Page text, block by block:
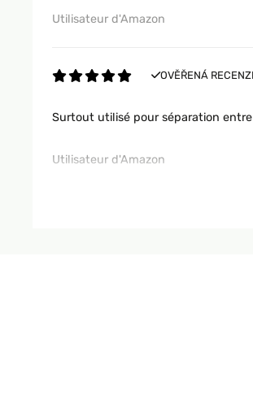
Utilisateur d'Amazon
OVĚŘENÁ
Surtout utilisé pour séparation
Utilisateur d'Amazon